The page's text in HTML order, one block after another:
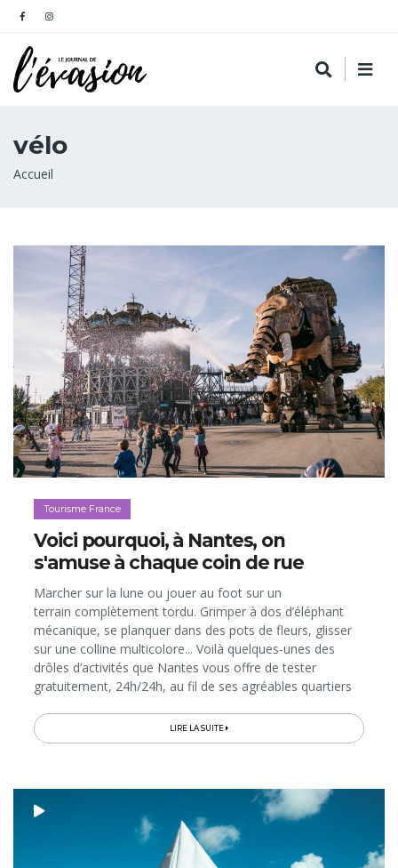
vélo
Fil
Accueil
Tourisme France
Voici pourquoi, à Nantes, on
s'amuse à chaque coin de rue
Marcher sur la lune ou jouer au foot sur un
terrain complètement tordu. Grimper à dos d’éléphant
mécanique, se planquer dans des pots de fleurs, glisser
sur une colline multicolore... Voilà quelques-unes des
drôles d’activités que Nantes vous offre de tester
gratuitement, 24h/24h, au fil de ses agréables quartiers
pour avoir la chance...
LIRE LA SUITE